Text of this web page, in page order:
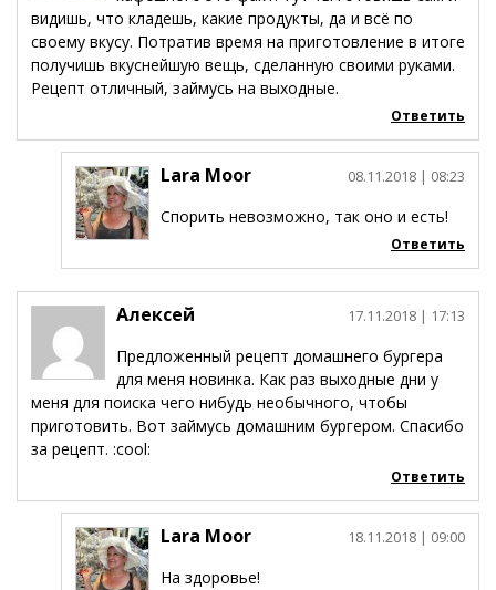
видишь, что кладешь, какие продукты, да и всё по
своему вкусу. Потратив время на приготовление в итоге
получишь вкуснейшую вещь, сделанную своими руками.
Рецепт отличный, займусь на выходные.
Ответить
Lara Moor 08.11.2018 | 08:23
Спорить невозможно, так оно и есть!
Ответить
Алексей 17.11.2018 | 17:13
Предложенный рецепт домашнего бургера
для меня новинка. Как раз выходные дни у
меня для поиска чего нибудь необычного, чтобы
приготовить. Вот займусь домашним бургером. Спасибо
за рецепт. :cool:
Ответить
Lara Moor 18.11.2018 | 09:00
На здоровье!